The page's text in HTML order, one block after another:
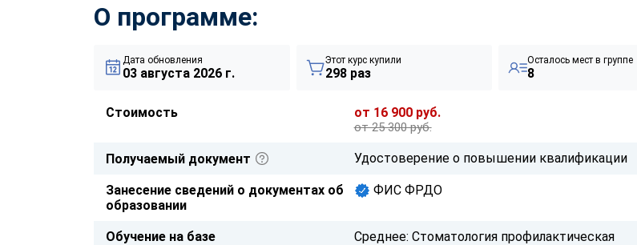
О программе:
Дата обновления
03 августа 2026 г.
Этот курс купили
298 раз
Осталось мест в группе
8
Стоимость от 16 900 руб.
от 25 300 руб.
Получаемый документ Удостоверение о повышении квалификации
Занесение сведений о документах об
образовании
ФИС ФРДО
Обучение на базе Среднее: Стоматология профилактическая